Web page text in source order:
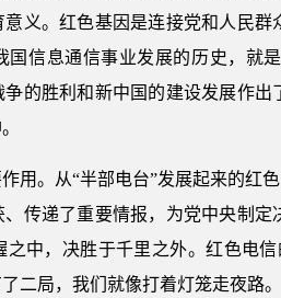
义。红色基因是连接党和人民
国信息通信事业发展的历史，就
的胜利和新中国的建设发展作
用。从“半部电台”发展起来的红
传递了重要情报，为党中央制
中，决胜于千里之外。红色电
二局，我们就像打着灯笼走夜路